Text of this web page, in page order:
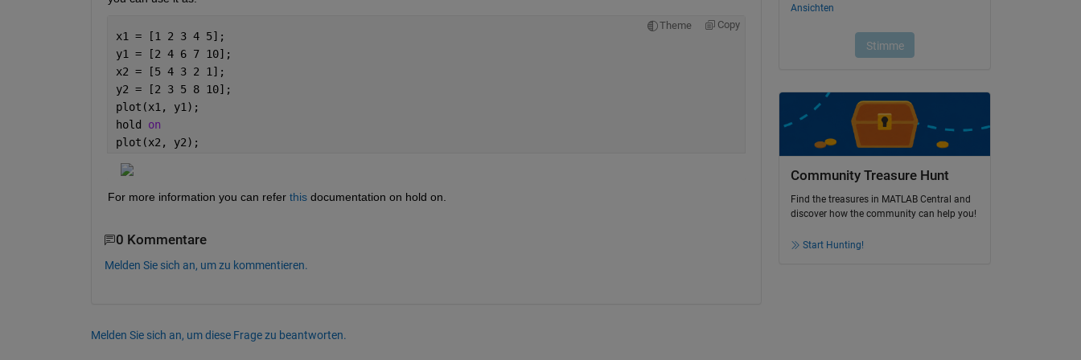
Theme Copy
x1 = [1 2 3 4 5];
y1 = [2 4 6 7 10];
x2 = [5 4 3 2 1];
y2 = [2 3 5 8 10];
plot(x1, y1);
hold on
plot(x2, y2);
For more information you can refer this documentation on hold on.
0 Kommentare
Melden Sie sich an, um zu kommentieren.
Melden Sie sich an, um diese Frage zu beantworten.
Community Treasure Hunt
Find the treasures in MATLAB Central and
discover how the community can help you!
Start Hunting!